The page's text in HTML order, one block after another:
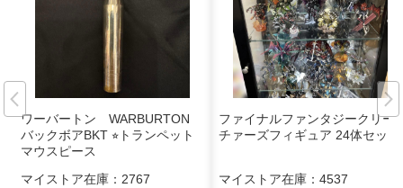
ワーバートン WARBURTON
バックボアBKT ⭐︎トランペット
マウスピース
マイストア在庫： 2767
ファイナルファンタジークリー
チァーズフィギュア 24体セット
マイストア在庫： 4537